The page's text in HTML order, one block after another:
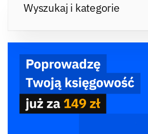
Wyszukaj i kategorie